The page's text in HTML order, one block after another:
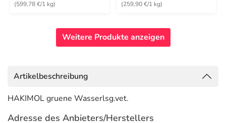
(599,78 €/1 kg) (259,90 €/1 kg)
Weitere Produkte anzeigen
Artikelbeschreibung
HAKIMOL gruene Wasserlsg.vet.
Adresse des Anbieters/Herstellers